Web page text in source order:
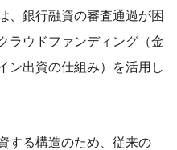
、銀行融資の審査通過が困
ラウドファンディング（金
ン出資の仕組み）を活用し
する構造のため、従来の